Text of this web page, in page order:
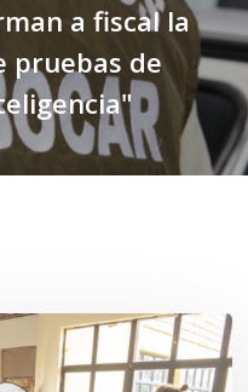
a fiscal la
pruebas de